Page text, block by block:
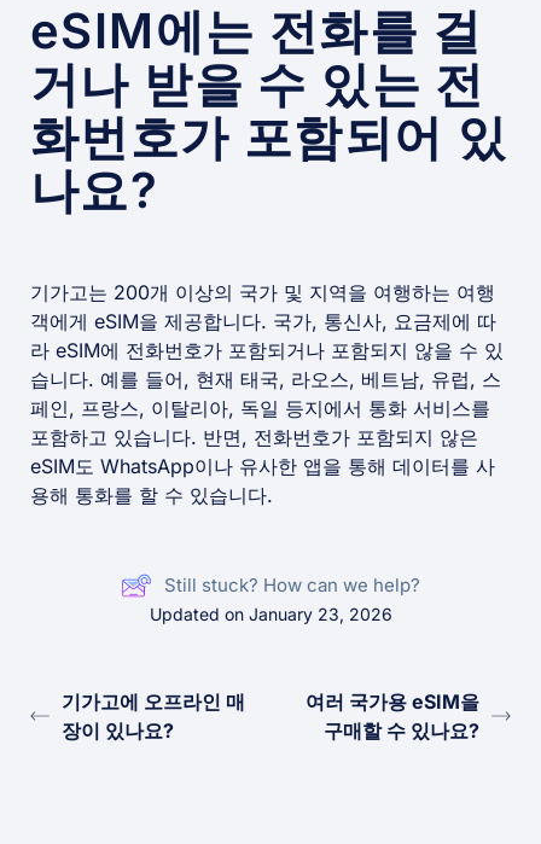
eSIM에는 전화를 걸
거나 받을 수 있는 전
화번호가 포함되어 있
나요?
기가고는 200개 이상의 국가 및 지역을 여행하는 여행
객에게 eSIM을 제공합니다. 국가, 통신사, 요금제에 따
라 eSIM에 전화번호가 포함되거나 포함되지 않을 수 있
습니다. 예를 들어, 현재 태국, 라오스, 베트남, 유럽, 스
페인, 프랑스, 이탈리아, 독일 등지에서 통화 서비스를
포함하고 있습니다. 반면, 전화번호가 포함되지 않은
eSIM도 WhatsApp이나 유사한 앱을 통해 데이터를 사
용해 통화를 할 수 있습니다.
Still stuck? How can we help?
Updated on January 23, 2026
기가고에 오프라인 매
장이 있나요?
여러 국가용 eSIM을
구매할 수 있나요?